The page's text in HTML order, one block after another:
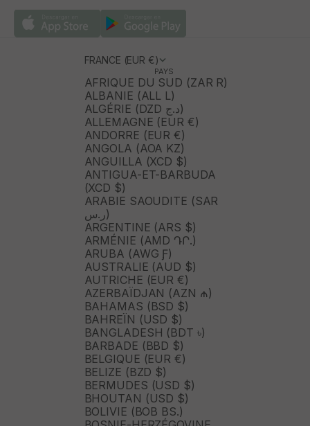
FRANCE (EUR €)
PAYS
AFRIQUE DU SUD (ZAR R)
ALBANIE (ALL L)
ALGÉRIE (DZD د.ج)
ALLEMAGNE (EUR €)
ANDORRE (EUR €)
ANGOLA (AOA KZ)
ANGUILLA (XCD $)
ANTIGUA-ET-BARBUDA
(XCD $)
ARABIE SAOUDITE (SAR
ر.س)
ARGENTINE (ARS $)
ARMÉNIE (AMD ԴՐ.)
ARUBA (AWG Ƒ)
AUSTRALIE (AUD $)
AUTRICHE (EUR €)
AZERBAÏDJAN (AZN ₼)
BAHAMAS (BSD $)
BAHREÏN (USD $)
BANGLADESH (BDT ৳)
BARBADE (BBD $)
BELGIQUE (EUR €)
BELIZE (BZD $)
BERMUDES (USD $)
BHOUTAN (USD $)
BOLIVIE (BOB BS.)